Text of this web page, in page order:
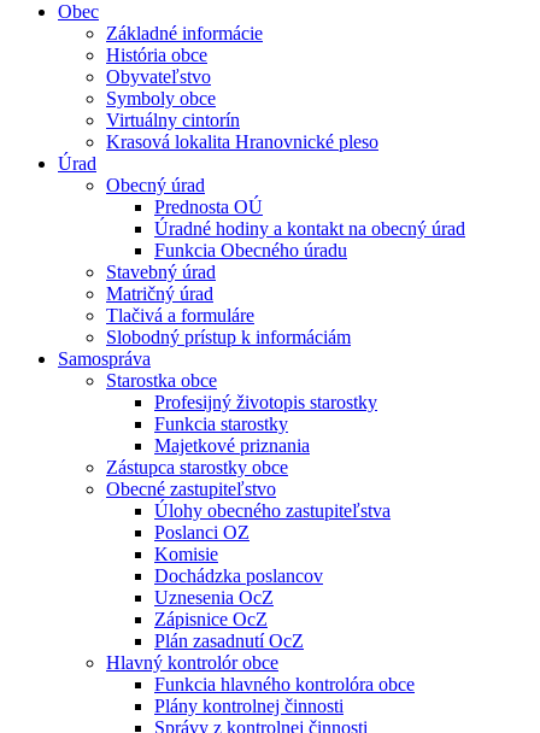
Obec
Základné informácie
História obce
Obyvateľstvo
Symboly obce
Virtuálny cintorín
Krasová lokalita Hranovnické pleso
Úrad
Obecný úrad
Prednosta OÚ
Úradné hodiny a kontakt na obecný úrad
Funkcia Obecného úradu
Stavebný úrad
Matričný úrad
Tlačivá a formuláre
Slobodný prístup k informáciám
Samospráva
Starostka obce
Profesijný životopis starostky
Funkcia starostky
Majetkové priznania
Zástupca starostky obce
Obecné zastupiteľstvo
Úlohy obecného zastupiteľstva
Poslanci OZ
Komisie
Dochádzka poslancov
Uznesenia OcZ
Zápisnice OcZ
Plán zasadnutí OcZ
Hlavný kontrolór obce
Funkcia hlavného kontrolóra obce
Plány kontrolnej činnosti
Správy z kontrolnej činnosti